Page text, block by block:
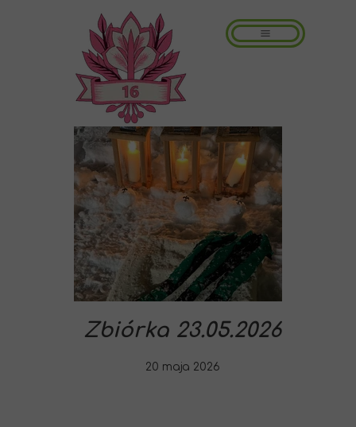
20 maja 2026
Zbiórka 23.05.2026